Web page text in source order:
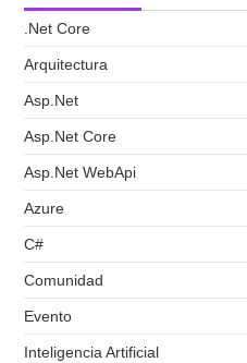
.Net Core
Arquitectura
Asp.Net
Asp.Net Core
Asp.Net WebApi
Azure
C#
Comunidad
Evento
Inteligencia Artificial